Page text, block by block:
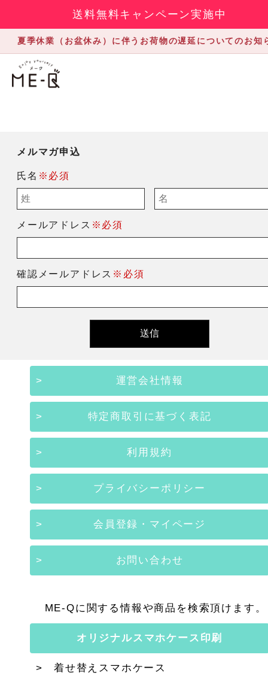
送料無料キャンペーン実施中
夏季休業（お盆休み）に伴うお荷物の遅延についてのお知
メルマガ申込
氏名 ※必須
メールアドレス ※必須
確認メールアドレス ※必須
運営会社情報
特定商取引に基づく表記
利用規約
プライバシーポリシー
会員登録・マイページ
お問い合わせ
ME-Qに関する情報や商品を検索頂けます。
オリジナルスマホケース印刷
着せ替えスマホケース